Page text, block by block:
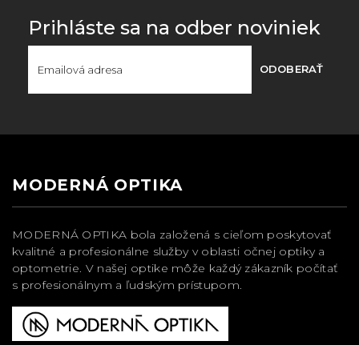
Prihláste sa na odber noviniek
ODOBERAŤ
MODERNÁ OPTIKA
MODERNÁ OPTIKA bola založená s cieľom poskytovať
kvalitné a profesionálne služby v oblasti očnej optiky a
optometrie. V našej optike môže každý zákazník počítať
s profesionálnym a ľudským prístupom.